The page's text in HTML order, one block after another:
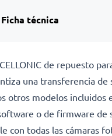
Ficha técnica
de repuesto
una transferencia
otros modelos
o de firmware de
con todas las cámaras